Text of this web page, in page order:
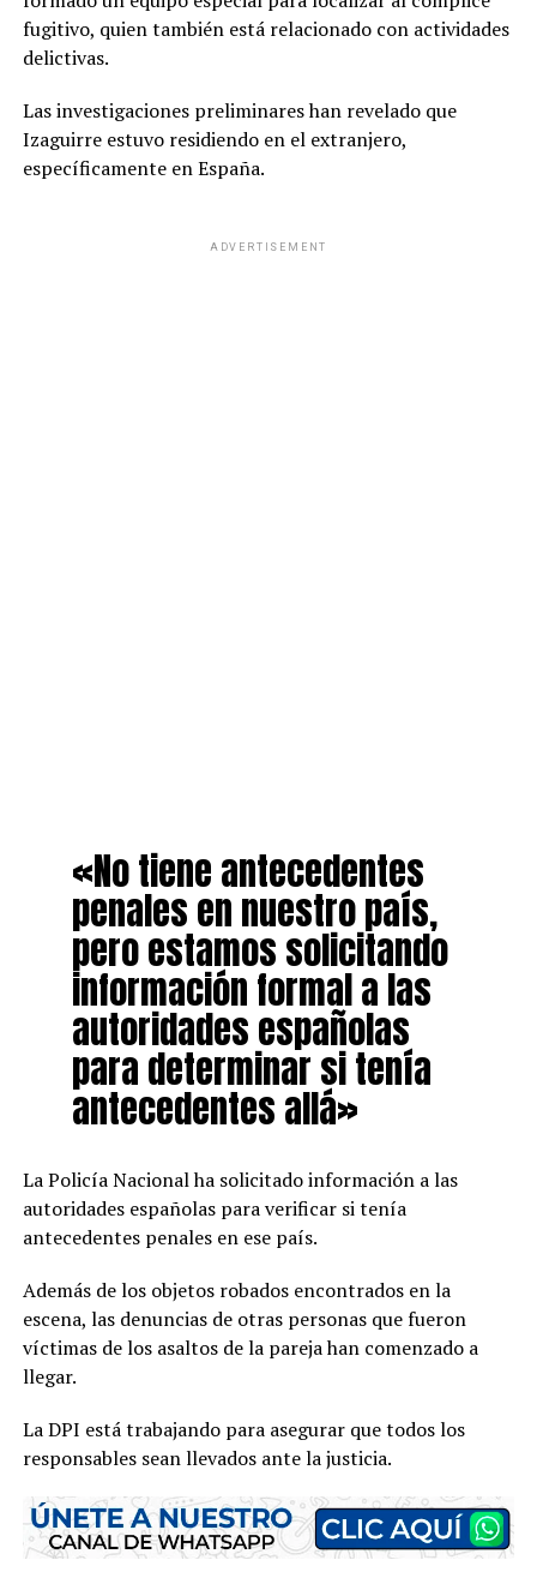
fugitivo, quien también está relacionado con actividades
delictivas.
Las investigaciones preliminares han revelado que
Izaguirre estuvo residiendo en el extranjero,
específicamente en España.
ADVERTISEMENT
«No tiene antecedentes
penales en nuestro país,
pero estamos solicitando
información formal a las
autoridades españolas
para determinar si tenía
antecedentes allá»
La Policía Nacional ha solicitado información a las
autoridades españolas para verificar si tenía
antecedentes penales en ese país.
Además de los objetos robados encontrados en la
escena, las denuncias de otras personas que fueron
víctimas de los asaltos de la pareja han comenzado a
llegar.
La DPI está trabajando para asegurar que todos los
responsables sean llevados ante la justicia.